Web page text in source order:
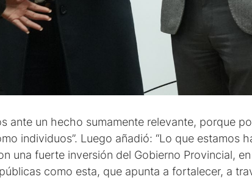
ante un hecho sumamente relevante, porque
individuos”. Luego añadió: “Lo que estamos
una fuerte inversión del Gobierno Provincial,
como esta, que apunta a fortalecer, a